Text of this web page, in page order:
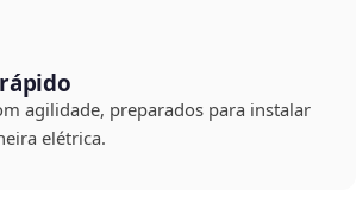
agilidade, preparados para instalar
elétrica.